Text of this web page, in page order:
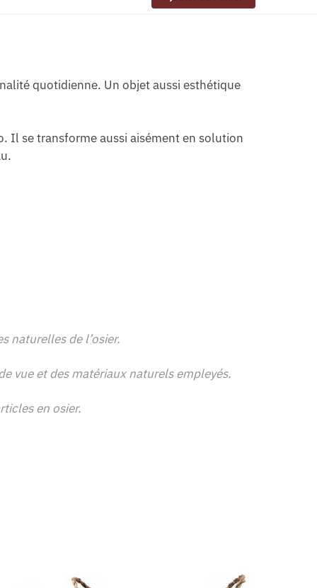
quotidienne. Un objet aussi esthétique
Il se transforme aussi aisément en solution
naturelles de l’osier.
vue et des matériaux naturels empleyés.
en osier.